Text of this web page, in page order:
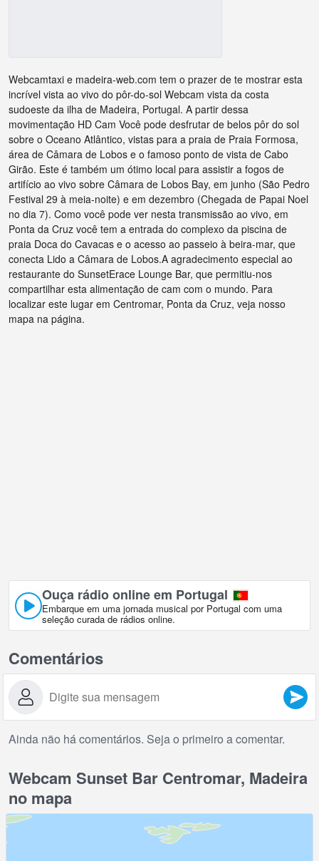
Webcamtaxi e madeira-web.com tem o prazer de te mostrar esta
incrível vista ao vivo do pôr-do-sol Webcam vista da costa
sudoeste da ilha de Madeira, Portugal. A partir dessa
movimentação HD Cam Você pode desfrutar de belos pôr do sol
sobre o Oceano Atlântico, vistas para a praia de Praia Formosa,
área de Câmara de Lobos e o famoso ponto de vista de Cabo
Girão. Este é também um ótimo local para assistir a fogos de
artifício ao vivo sobre Câmara de Lobos Bay, em junho (São Pedro
Festival 29 à meia-noite) e em dezembro (Chegada de Papai Noel
no dia 7). Como você pode ver nesta transmissão ao vivo, em
Ponta da Cruz você tem a entrada do complexo da piscina de
praia Doca do Cavacas e o acesso ao passeio à beira-mar, que
conecta Lido a Câmara de Lobos.A agradecimento especial ao
restaurante do SunsetErace Lounge Bar, que permitiu-nos
compartilhar esta alimentação de cam com o mundo. Para
localizar este lugar em Centromar, Ponta da Cruz, veja nosso
mapa na página.
Ouça rádio online em Portugal
Embarque em uma jornada musical por Portugal com uma
seleção curada de rádios online.
Comentários
Ainda não há comentários. Seja o primeiro a comentar.
Webcam Sunset Bar Centromar, Madeira
no mapa